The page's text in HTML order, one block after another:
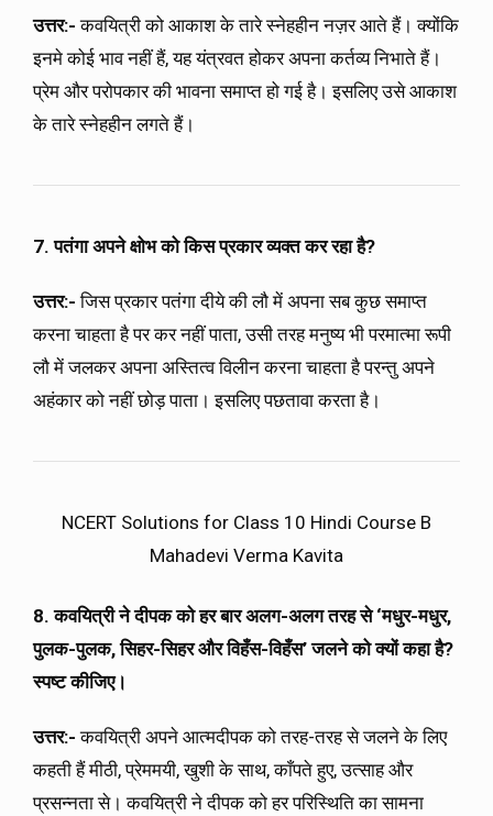
उत्तर:-कवयित्री को आकाश के तारे स्नेहहीन नज़र आते हैं। क्योंकि
इनमे कोई भाव नहीं हैं, यह यंत्रवत होकर अपना कर्तव्य निभाते हैं।
प्रेम और परोपकार की भावना समाप्त हो गई है। इसलिए उसे आकाश
के तारे स्नेहहीन लगते हैं।
7. पतंगा अपने क्षोभ को किस प्रकार व्यक्त कर रहा है?
उत्तर:-जिस प्रकार पतंगा दीये की लौ में अपना सब कुछ समाप्त
करना चाहता है पर कर नहीं पाता, उसी तरह मनुष्य भी परमात्मा रूपी
लौ में जलकर अपना अस्तित्व विलीन करना चाहता है परन्तु अपने
अहंकार को नहीं छोड़ पाता। इसलिए पछतावा करता है।
NCERT Solutions for Class 10 Hindi Course B
Mahadevi Verma Kavita
8. कवयित्री ने दीपक को हर बार अलग-अलग तरह से ‘मधुर-मधुर,
पुलक-पुलक, सिहर-सिहर और विहँस-विहँस’ जलने को क्यों कहा है?
स्पष्ट कीजिए।
उत्तर:-कवयित्री अपने आत्मदीपक को तरह-तरह से जलने के लिए
कहती हैं मीठी, प्रेममयी, खुशी के साथ, काँपते हुए, उत्साह और
प्रसन्नता से। कवयित्री ने दीपक को हर परिस्थिति का सामना